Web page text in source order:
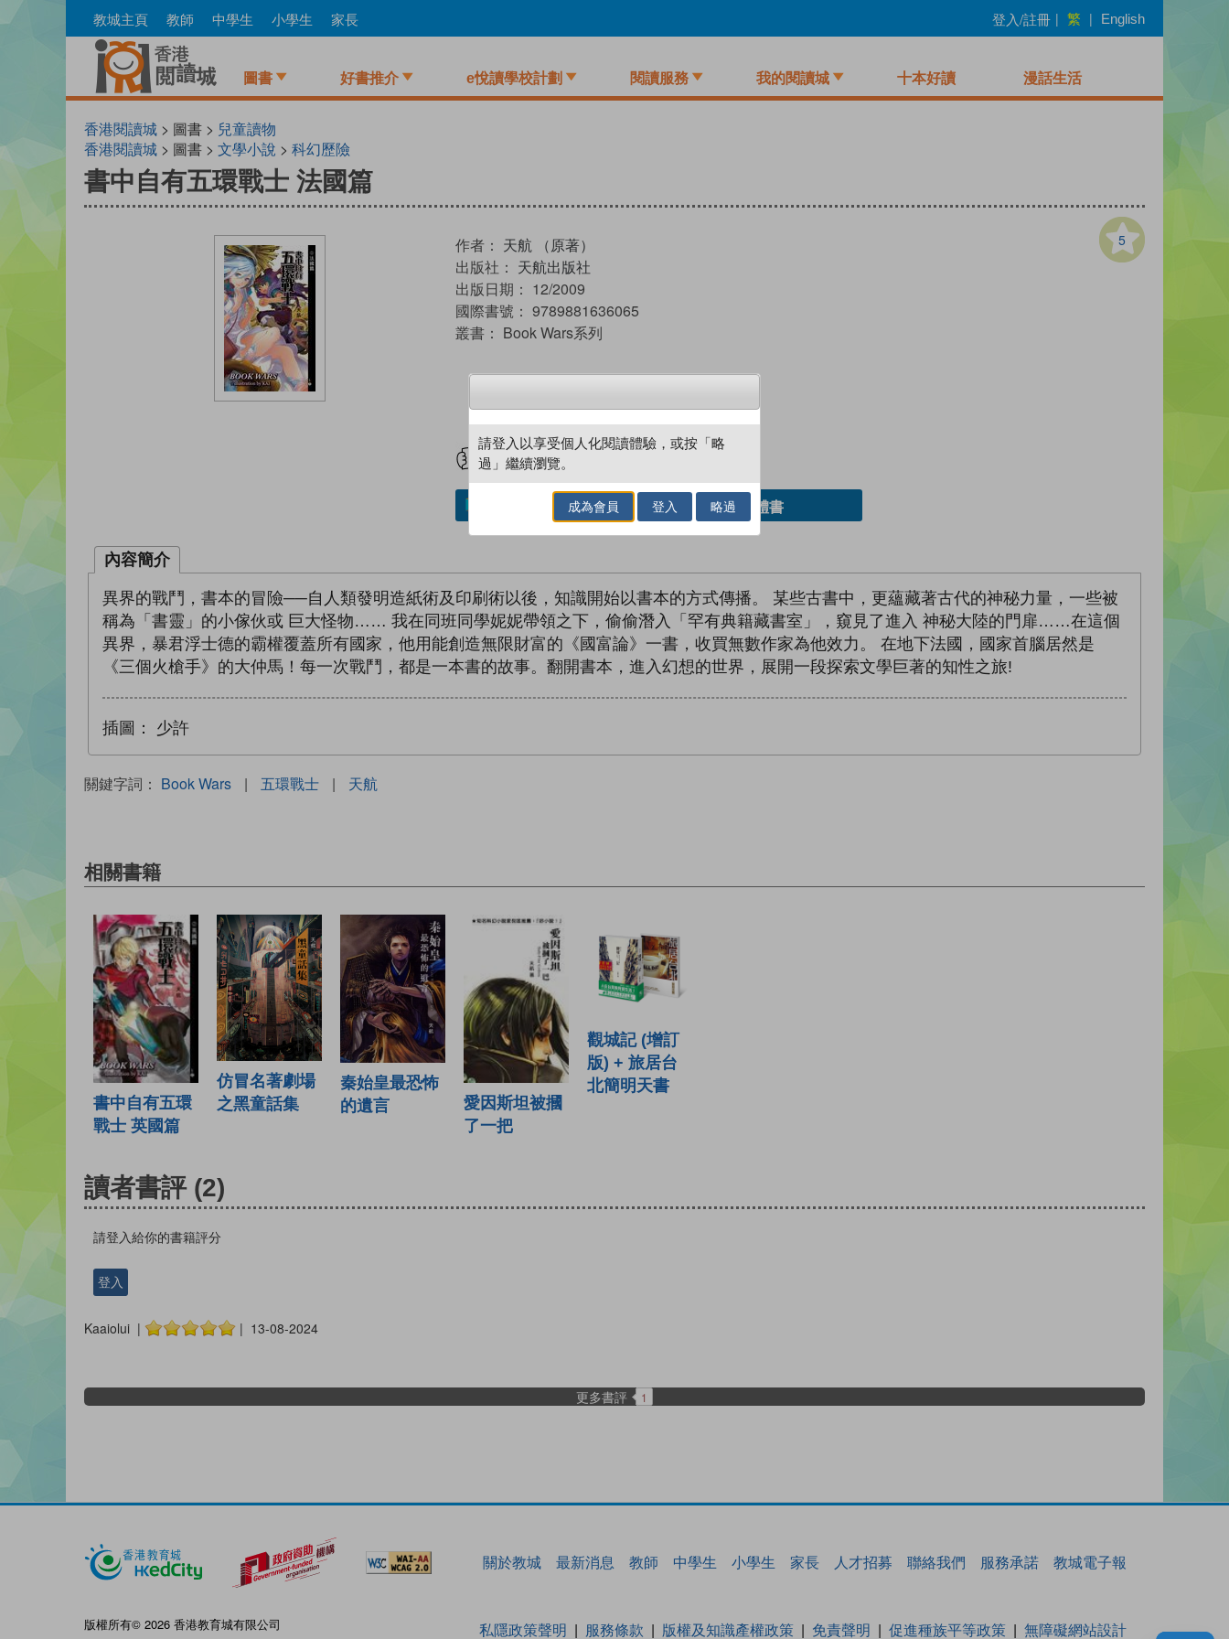
to
教城主頁 教師 中學生 小學生 家長 登入/註冊 | 繁 | English
圖書 好書推介 e悅讀學校計劃 閱讀服務 我的閱讀城 十本好讀 漫話生活
香港閱讀城 > 圖書 > 兒童讀物
香港閱讀城 > 圖書 > 文學小說 > 科幻歷險
書中自有五環戰士 法國篇
5
作者： 天航 （原著）
出版社： 天航出版社
出版日期： 12/2009
國際書號： 9789881636065
叢書： Book Wars系列
試閲 加入閱讀紀錄
加入／閱讀電子書 借閱實體書
內容簡介
異界的戰鬥，書本的冒險──自人類發明造紙術及印刷術以後，知識開始以書本的方式傳播。 某些古書中，更蘊藏著古代的神秘力量，一些被
稱為「書靈」的小傢伙或 巨大怪物…… 我在同班同學妮妮帶領之下，偷偷潛入「罕有典籍藏書室」，窺見了進入 神秘大陸的門扉……在這個
異界，暴君浮士德的霸權覆蓋所有國家，他用能創造無限財富的《國富論》一書，收買無數作家為他效力。 在地下法國，國家首腦居然是
《三個火槍手》的大仲馬！每一次戰鬥，都是一本書的故事。翻開書本，進入幻想的世界，展開一段探索文學巨著的知性之旅!
插圖： 少許
關鍵字詞： Book Wars | 五環戰士 | 天航
相關書籍
書中自有五環
戰士 英國篇
仿冒名著劇場
之黑童話集
秦始皇最恐怖
的遺言
愛因斯坦被摑
了一把
觀城記 (增訂
版) + 旅居台
北簡明天書
讀者書評 (2)
請登入給你的書籍評分
登入
Kaaiolui | | 13-08-2024
更多書評 1
關於教城 最新消息 教師 中學生 小學生 家長 人才招募 聯絡我們 服務承諾 教城電子報
版權所有© 2026 香港教育城有限公司 私隱政策聲明 服務條款 版權及知識產權政策 免責聲明 促進種族平等政策 無障礙網站設計
請登入以享受個人化閱讀體驗，或按「略
過」繼續瀏覽。
成為會員 登入 略過